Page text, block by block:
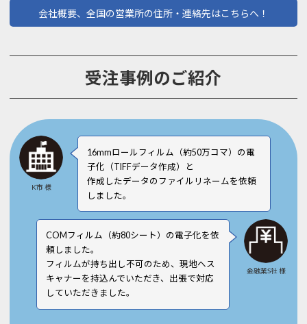
会社概要、全国の営業所の住所・連絡先はこちらへ！
受注事例のご紹介
K市 様
16mmロールフィルム（約50万コマ）の電
子化（TIFFデータ作成）と
作成したデータのファイルリネームを依頼
しました。
金融業S社 様
COMフィルム（約80シート）の電子化を依
頼しました。
フィルムが持ち出し不可のため、現地へス
キャナーを持込んでいただき、出張で対応
していただきました。